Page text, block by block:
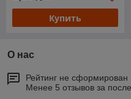
Купить
О нас
Рейтинг не сформирован
Менее 5 отзывов за